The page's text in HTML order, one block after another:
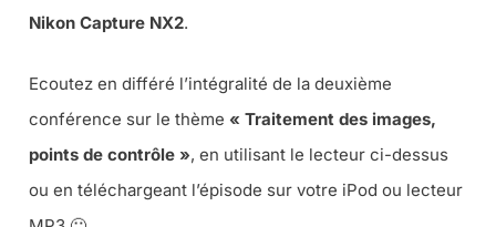
Nikon Capture NX2.
Ecoutez en différé l’intégralité de la deuxième
conférence sur le thème « Traitement des images,
points de contrôle », en utilisant le lecteur ci-dessus
ou en téléchargeant l’épisode sur votre iPod ou lecteur